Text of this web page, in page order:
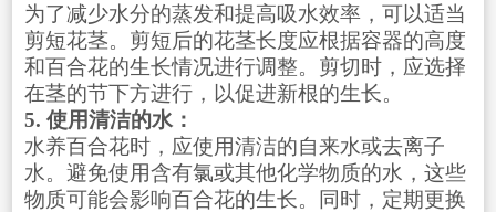
为了减少水分的蒸发和提高吸水效率，可以适当
剪短花茎。剪短后的花茎长度应根据容器的高度
和百合花的生长情况进行调整。剪切时，应选择
在茎的节下方进行，以促进新根的生长。
5. 使用清洁的水：
水养百合花时，应使用清洁的自来水或去离子
水。避免使用含有氯或其他化学物质的水，这些
物质可能会影响百合花的生长。同时，定期更换